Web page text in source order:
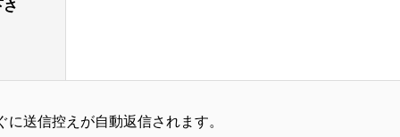
に送信控えが自動返信されます。